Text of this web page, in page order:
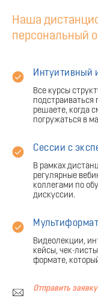
Наша
персональный
Интуитивный
Все курсы
подстраиваться
решаете, когда
погружаться в
Сессии с
В рамках
регулярные
коллегами по
дискуссии.
Видеолекции,
кейсы, чек-
формате,
Отправить заявку